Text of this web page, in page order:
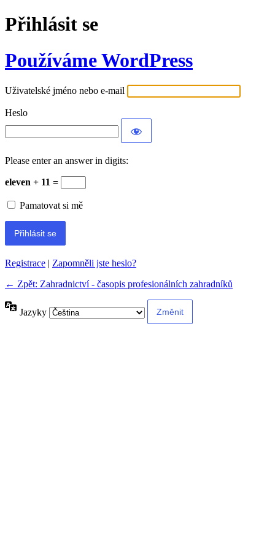
Přihlásit se
Používáme WordPress
Uživatelské jméno nebo e-mail
Heslo
Please enter an answer in digits:
eleven + 11 =
Pamatovat si mě
Registrace | Zapomněli jste heslo?
← Zpět: Zahradnictví - časopis profesionálních zahradníků
Jazyky